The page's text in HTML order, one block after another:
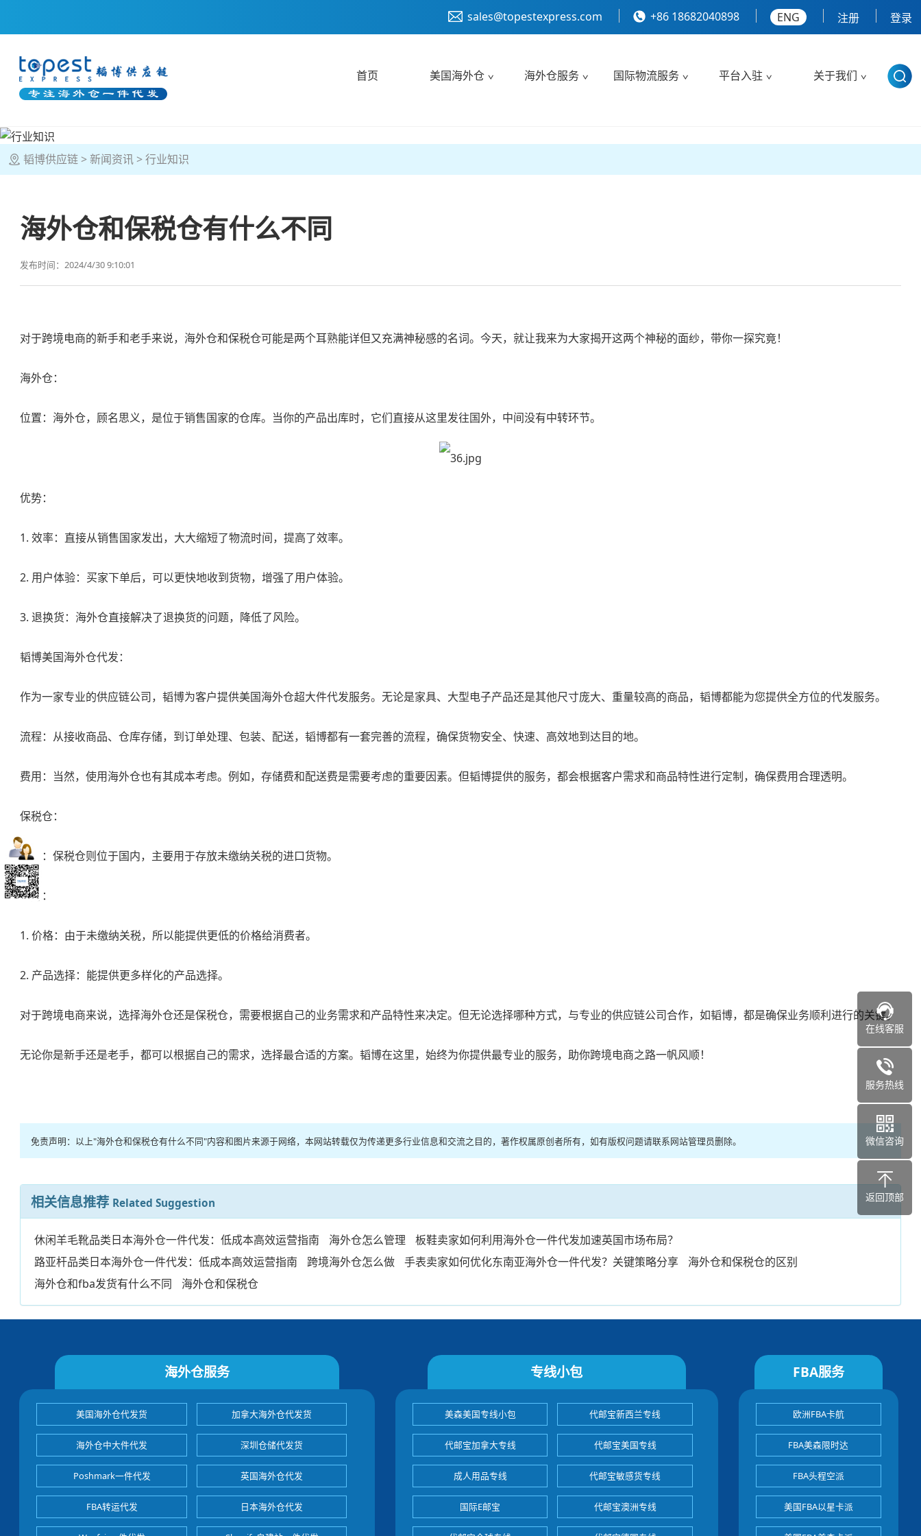
sales@topestexpress.com +86 18682040898 ENG 注册 登录
首页 美国海外仓 海外仓服务 国际物流服务 平台入驻 关于我们
韬博供应链 新闻资讯 行业知识
海外仓和保税仓有什么不同
发布时间：2024/4/30 9:10:01
对于跨境电商的新手和老手来说，海外仓和保税仓可能是两个耳熟能详但又充满神秘感的名词。今天，就让我来为大家揭开这两个神秘的面纱，带你一探究竟！
海外仓：
位置：海外仓，顾名思义，是位于销售国家的仓库。当你的产品出库时，它们直接从这里发往国外，中间没有中转环节。
优势：
1. 效率：直接从销售国家发出，大大缩短了物流时间，提高了效率。
2. 用户体验：买家下单后，可以更快地收到货物，增强了用户体验。
3. 退换货：海外仓直接解决了退换货的问题，降低了风险。
韬博美国海外仓代发：
作为一家专业的供应链公司，韬博为客户提供美国海外仓超大件代发服务。无论是家具、大型电子产品还是其他尺寸庞大、重量较高的商品，韬博都能为您提供全方位的代发服务。
流程：从接收商品、仓库存储，到订单处理、包装、配送，韬博都有一套完善的流程，确保货物安全、快速、高效地到达目的地。
费用：当然，使用海外仓也有其成本考虑。例如，存储费和配送费是需要考虑的重要因素。但韬博提供的服务，都会根据客户需求和商品特性进行定制，确保费用合理透明。
保税仓：
位置：保税仓则位于国内，主要用于存放未缴纳关税的进口货物。
优势：
1. 价格：由于未缴纳关税，所以能提供更低的价格给消费者。
2. 产品选择：能提供更多样化的产品选择。
对于跨境电商来说，选择海外仓还是保税仓，需要根据自己的业务需求和产品特性来决定。但无论选择哪种方式，与专业的供应链公司合作，如韬博，都是确保业务顺利进行的关键。
无论你是新手还是老手，都可以根据自己的需求，选择最合适的方案。韬博在这里，始终为你提供最专业的服务，助你跨境电商之路一帆风顺！
免责声明：以上"海外仓和保税仓有什么不同"内容和图片来源于网络，本网站转载仅为传递更多行业信息和交流之目的，著作权属原创者所有，如有版权问题请联系网站管理员删除。
相关信息推荐 Related Suggestion
休闲羊毛靴品类日本海外仓一件代发：低成本高效运营指南 海外仓怎么管理
板鞋卖家如何利用海外仓一件代发加速英国市场布局？
路亚杆品类日本海外仓一件代发：低成本高效运营指南
跨境海外仓怎么做 手表卖家如何优化东南亚海外仓一件代发？关键策略分享
海外仓和保税仓的区别
海外仓和fba发货有什么不同
海外仓和保税仓
海外仓服务
美国海外仓代发货 加拿大海外仓代发货
海外仓中大件代发 深圳仓储代发货
Poshmark一件代发 英国海外仓代发
FBA转运代发 日本海外仓代发
专线小包
美森美国专线小包 代邮宝新西兰专线
代邮宝加拿大专线 代邮宝美国专线
成人用品专线 代邮宝敏感货专线
国际E邮宝 代邮宝澳洲专线
FBA服务
欧洲FBA卡航
FBA美森限时达
FBA头程空派
美国FBA以星卡派
在线客服
服务热线
微信咨询
返回顶部